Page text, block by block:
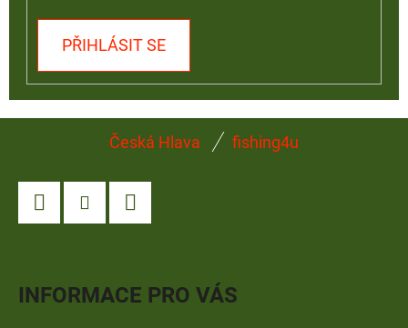
PŘIHLÁSIT SE
Česká Hlava fishing4u
INFORMACE PRO VÁS